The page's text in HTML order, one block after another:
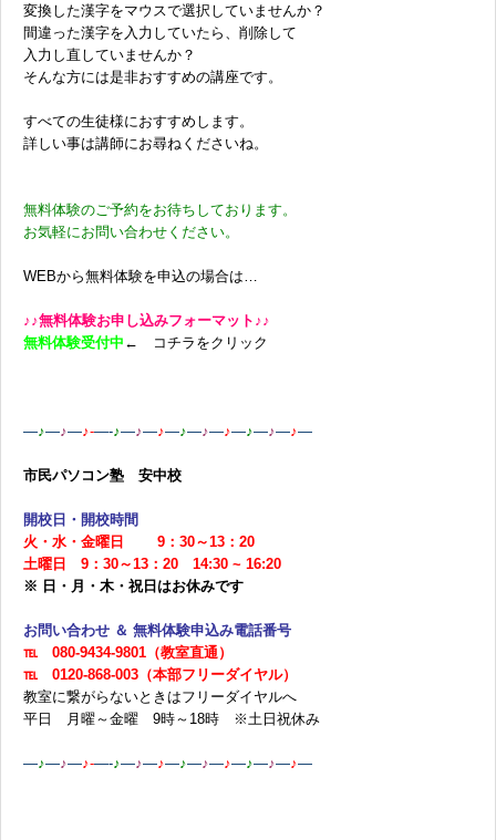
変換した漢字をマウスで選択していませんか？
間違った漢字を入力していたら、削除して
入力し直していませんか？
そんな方には是非おすすめの講座です。
すべての生徒様におすすめします。
詳しい事は講師にお尋ねくださいね。
無料体験のご予約をお待ちしております。
お気軽にお問い合わせください。
WEBから無料体験を申込の場合は…
♪♪無料体験お申し込みフォーマット♪♪
無料体験受付中 ← コチラをクリック
—♪—♪—♪-—-♪—♪—♪—♪—♪—♪—♪—♪—♪—
市民パソコン塾 安中校
開校日・開校時間
火・水・金曜日 9：30～13：20
土曜日 9：30～13：20 14:30 ~ 16:20
※ 日・月・木・祝日はお休みです
お問い合わせ ＆ 無料体験申込み電話番号
℡ 080-9434-9801（教室直通）
℡ 0120-868-003（本部フリーダイヤル）
教室に繋がらないときはフリーダイヤルへ
平日 月曜～金曜 9時～18時 ※土日祝休み
—♪—♪—♪-—-♪—♪—♪—♪—♪—♪—♪—♪—♪—